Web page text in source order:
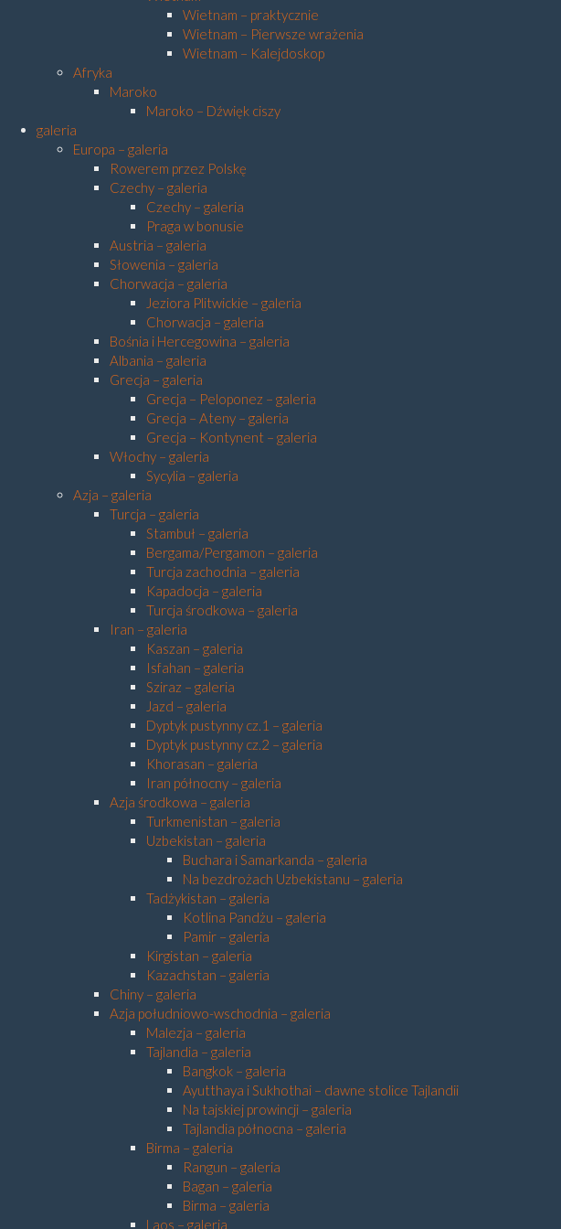
Wietnam – praktycznie
Wietnam – Pierwsze wrażenia
Wietnam – Kalejdoskop
Afryka
Maroko
Maroko – Dźwięk ciszy
galeria
Europa – galeria
Rowerem przez Polskę
Czechy – galeria
Czechy – galeria
Praga w bonusie
Austria – galeria
Słowenia – galeria
Chorwacja – galeria
Jeziora Plitwickie – galeria
Chorwacja – galeria
Bośnia i Hercegowina – galeria
Albania – galeria
Grecja – galeria
Grecja – Peloponez – galeria
Grecja – Ateny – galeria
Grecja – Kontynent – galeria
Włochy – galeria
Sycylia – galeria
Azja – galeria
Turcja – galeria
Stambuł – galeria
Bergama/Pergamon – galeria
Turcja zachodnia – galeria
Kapadocja – galeria
Turcja środkowa – galeria
Iran – galeria
Kaszan – galeria
Isfahan – galeria
Sziraz – galeria
Jazd – galeria
Dyptyk pustynny cz.1 – galeria
Dyptyk pustynny cz.2 – galeria
Khorasan – galeria
Iran północny – galeria
Azja środkowa – galeria
Turkmenistan – galeria
Uzbekistan – galeria
Buchara i Samarkanda – galeria
Na bezdrożach Uzbekistanu – galeria
Tadżykistan – galeria
Kotlina Pandżu – galeria
Pamir – galeria
Kirgistan – galeria
Kazachstan – galeria
Chiny – galeria
Azja południowo-wschodnia – galeria
Malezja – galeria
Tajlandia – galeria
Bangkok – galeria
Ayutthaya i Sukhothai – dawne stolice Tajlandii
Na tajskiej prowincji – galeria
Tajlandia północna – galeria
Birma – galeria
Rangun – galeria
Bagan – galeria
Birma – galeria
Laos – galeria